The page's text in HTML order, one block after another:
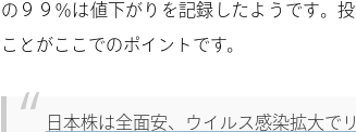
の９９％は値下がりを記録したようです。
ことがここでのポイントです。
日本株は全面安、ウイルス感染拡大で